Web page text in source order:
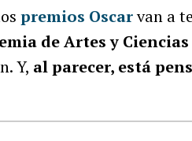
premios Oscarvan a
de Artes y
Y, al parecer, está